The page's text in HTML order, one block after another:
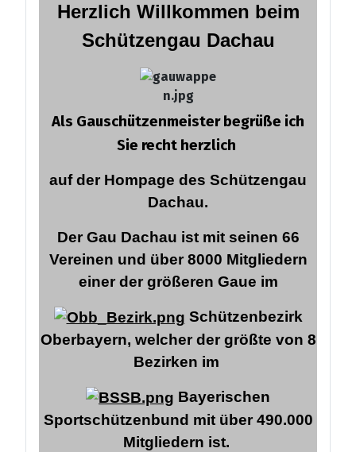
Herzlich Willkommen beim
Schützengau Dachau
Als Gauschützenmeister begrüße ich
Sie recht herzlich
auf der Hompage des Schützengau
Dachau.
Der Gau Dachau ist mit seinen 66
Vereinen und über 8000 Mitgliedern
einer der größeren Gaue im
Schützenbezirk
Oberbayern, welcher der größte von 8
Bezirken im
Bayerischen
Sportschützenbund mit über 490.000
Mitgliedern ist.